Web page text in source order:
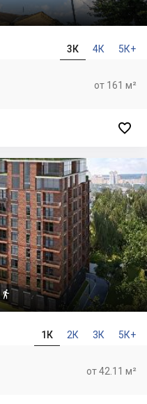
3К 4К 5К+
от 161 м²


1К 2К 3К 5К+
от 42.11 м²